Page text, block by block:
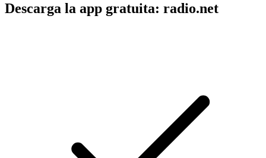
Descarga la app gratuita: radio.net